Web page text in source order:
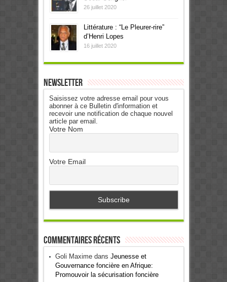
26 juillet 2020
Littérature : “Le Pleurer-rire”
d’Henri Lopes
16 juillet 2020
Newsletter
Saisissez votre adresse email pour vous
abonner à ce Bulletin d'information et
recevoir une notification de chaque nouvel
article par email.
Votre Nom
Votre Email
Commentaires récents
Goli Maximedans Jeunesse et
Gouvernance foncière en Afrique:
Promouvoir la sécurisation foncière